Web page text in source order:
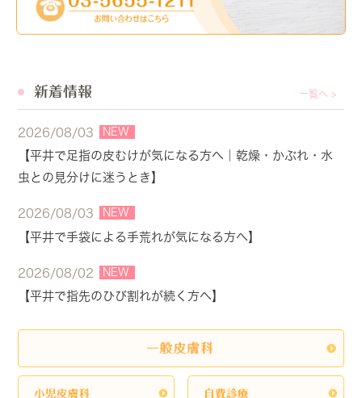
新着情報 一覧へ >
2026/08/03 NEW
【平井で足指の皮むけが気になる方へ｜乾燥・かぶれ・水
虫との見分けに迷うとき】
2026/08/03 NEW
【平井で手袋による手荒れが気になる方へ】
2026/08/02 NEW
【平井で指先のひび割れが続く方へ】